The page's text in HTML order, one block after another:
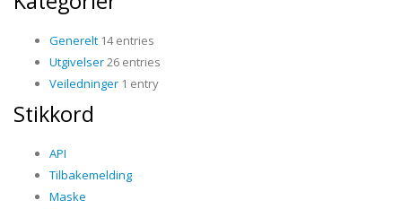
Generelt 14 entries
Utgivelser26 entries
Veiledninger 1 entry
Stikkord
API
Tilbakemelding
Maske